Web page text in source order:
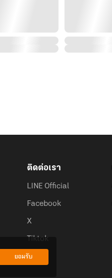
ติดต่อเรา
LINE Official
Facebook
X
Tiktok
ยอมรับ